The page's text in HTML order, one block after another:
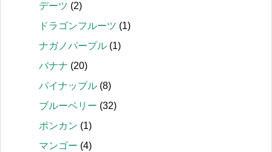
デーツ (2)
ドラゴンフルーツ (1)
ナガノパープル (1)
バナナ (20)
パイナップル (8)
ブルーベリー (32)
ポンカン (1)
マンゴー (4)